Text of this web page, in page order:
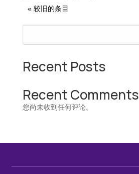
« 较旧的条目
Recent Posts
Recent Comments
您尚未收到任何评论。